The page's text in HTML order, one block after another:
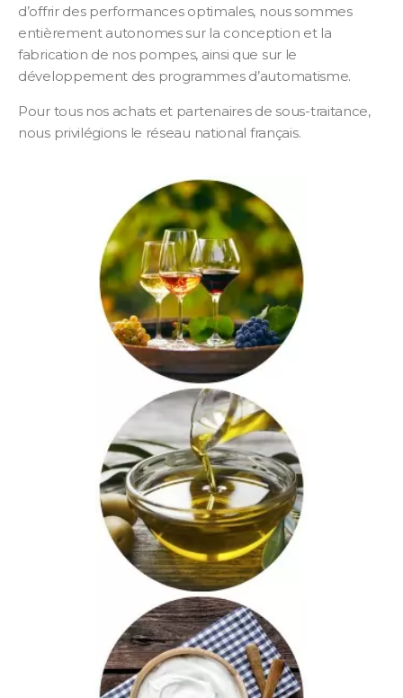
d’offrir des performances optimales, nous sommes
entièrement autonomes sur la conception et la
fabrication de nos pompes, ainsi que sur le
développement des programmes d’automatisme.
Pour tous nos achats et partenaires de sous-traitance,
nous privilégions le réseau national français.